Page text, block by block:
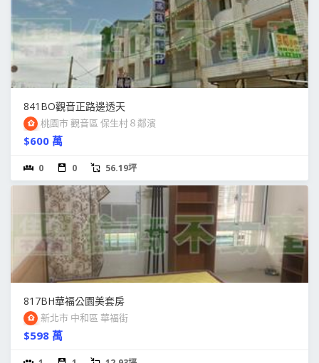
841BO觀音正路邊透天
桃園市 觀音區 保生村８鄰濱
$600 萬
0 0 56.19坪
817BH華福公園美套房
新北市 中和區 華福街
$598 萬